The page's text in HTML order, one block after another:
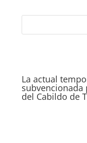
La actual
subvencionada
del Cabildo de